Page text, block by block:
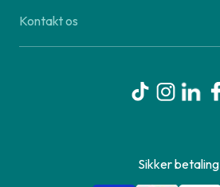
Kontakt os
Sikker betaling